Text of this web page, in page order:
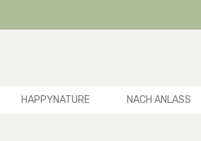
HAPPYNATURE NACH ANLASS